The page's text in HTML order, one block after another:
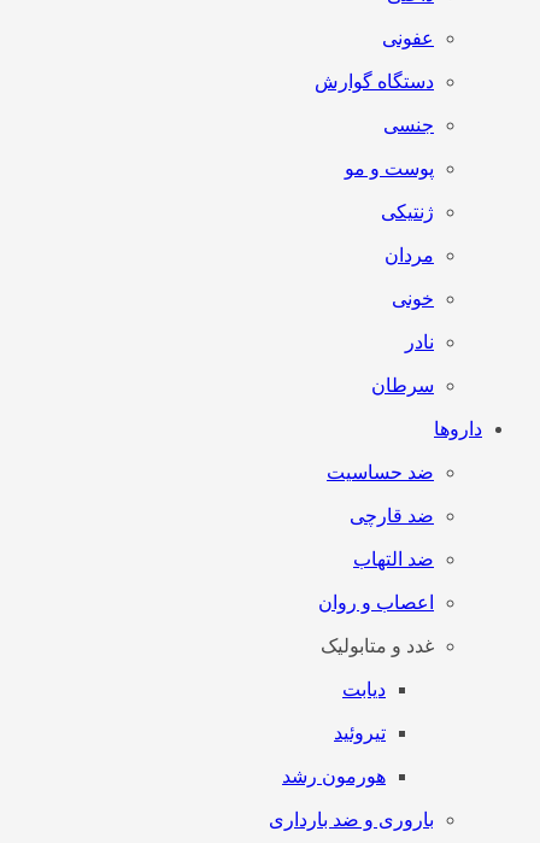
عفونی
دستگاه گوارش
جنسی
پوست و مو
ژنتیکی
مردان
خونی
نادر
سرطان
داروها
ضد حساسیت
ضد قارچی
ضد التهاب
اعصاب و روان
غدد و متابولیک
دیابت
تیروئید
هورمون رشد
باروری و ضد بارداری